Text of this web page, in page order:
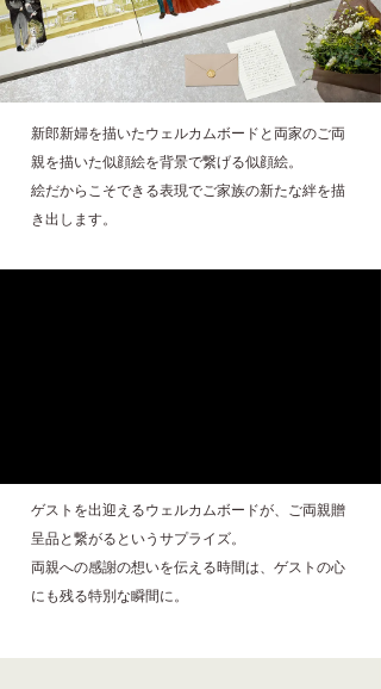
新郎新婦を描いたウェルカムボードと両家のご両
親を描いた似顔絵を背景で繋げる似顔絵。
絵だからこそできる表現でご家族の新たな絆を描
き出します。
ゲストを出迎えるウェルカムボードが、ご両親贈
呈品と繋がるというサプライズ。
両親への感謝の想いを伝える時間は、ゲストの心
にも残る特別な瞬間に。